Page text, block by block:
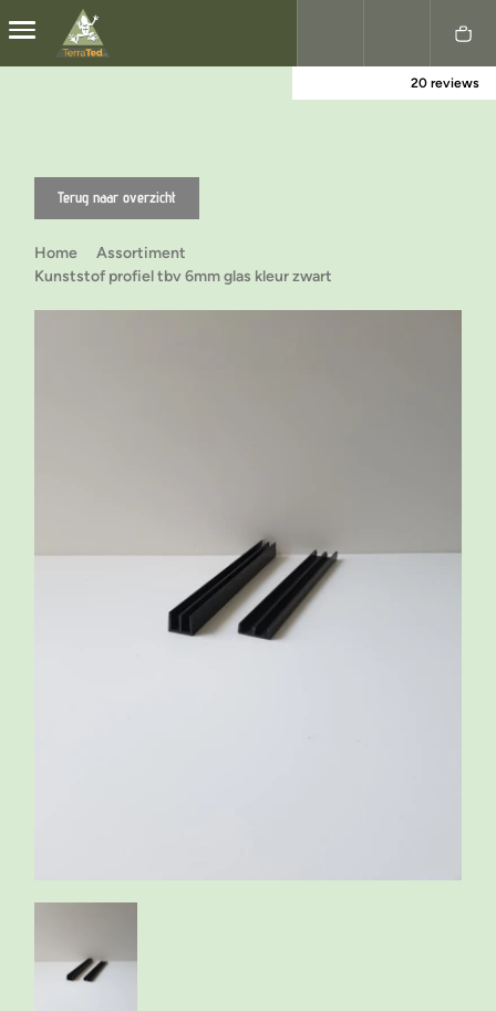
Nederlands
20 reviews
Terug naar overzicht
Home
Assortiment
Kunststof profiel tbv 6mm glas kleur zwart